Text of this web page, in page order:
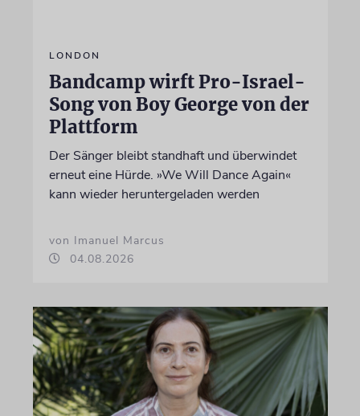
LONDON
Bandcamp wirft Pro-Israel-
Song von Boy George von der
Plattform
Der Sänger bleibt standhaft und überwindet
erneut eine Hürde. »We Will Dance Again«
kann wieder heruntergeladen werden
von Imanuel Marcus
04.08.2026